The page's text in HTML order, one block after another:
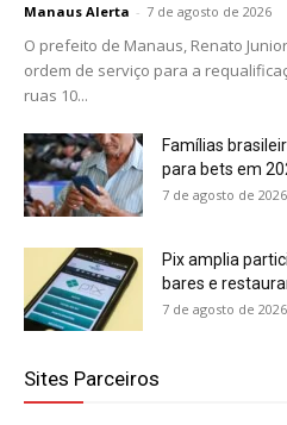
Manaus Alerta - 7 de agosto de 2026
O prefeito de Manaus, Renato
ordem de serviço para a
ruas 10...
Famílias
para bets em
7 de agosto de 2026
Pix amplia
bares e
7 de agosto de 2026
Sites Parceiros